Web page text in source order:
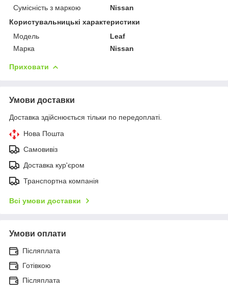
Сумісність з маркою
Nissan
Користувальницькі характеристики
Модель
Leaf
Марка
Nissan
Приховати
Умови доставки
Доставка здійснюється тільки по передоплаті.
Нова Пошта
Самовивіз
Доставка кур'єром
Транспортна компанія
Всі умови доставки
Умови оплати
Післяплата
Готівкою
Післяплата